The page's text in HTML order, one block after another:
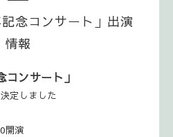
念コンサート」出演
情報
コンサート」
定しました
開演